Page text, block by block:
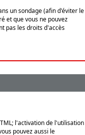
un sondage (afin d'éviter le
et que vous ne pouvez
pas les droits d'accès
l'activation de l'utilisation
pouvez aussi le